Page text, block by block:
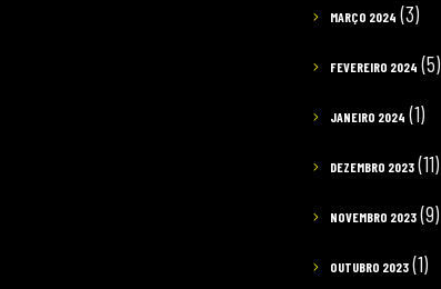
MARÇO 2024 (3)
FEVEREIRO 2024 (5)
JANEIRO 2024 (1)
DEZEMBRO 2023 (11)
NOVEMBRO 2023 (9)
OUTUBRO 2023 (1)